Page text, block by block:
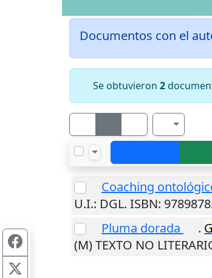
Documentos con el
Se obtuvieron 2
Coaching
U.I.: DGL. ISBN:
Pluma dorada
.
(M) TEXTO NO